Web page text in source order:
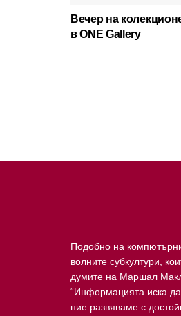
Вечер на
в ONE Gallery
Подобно на
волните субкултури,
думите на Маршал
“Информацията иска
ние развяваме с